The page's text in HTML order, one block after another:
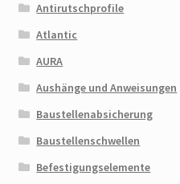
Antirutschprofile
Atlantic
AURA
Aushänge und Anweisungen
Baustellenabsicherung
Baustellenschwellen
Befestigungselemente